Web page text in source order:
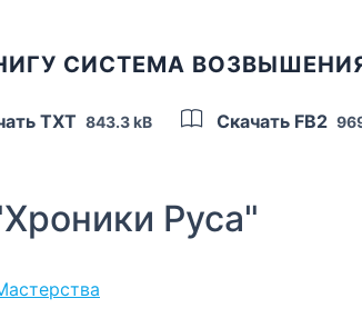
СИСТЕМА
TXT 843.3 kB Скачать FB2
Руса"